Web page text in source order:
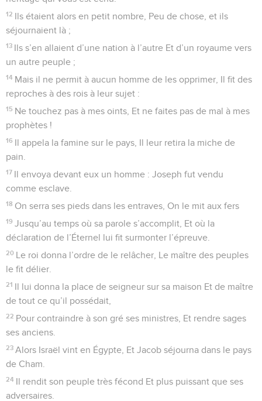
12 Ils étaient alors en petit nombre, Peu de chose, et ils
séjournaient là ;
13 Ils s’en allaient d’une nation à l’autre Et d’un royaume vers
un autre peuple ;
14 Mais il ne permit à aucun homme de les opprimer, Il fit des
reproches à des rois à leur sujet :
15 Ne touchez pas à mes oints, Et ne faites pas de mal à mes
prophètes !
16 Il appela la famine sur le pays, Il leur retira la miche de
pain.
17 Il envoya devant eux un homme : Joseph fut vendu
comme esclave.
18 On serra ses pieds dans les entraves, On le mit aux fers
19 Jusqu’au temps où sa parole s’accomplit, Et où la
déclaration de l’Éternel lui fit surmonter l’épreuve.
20 Le roi donna l’ordre de le relâcher, Le maître des peuples
le fit délier.
21 Il lui donna la place de seigneur sur sa maison Et de maître
de tout ce qu’il possédait,
22 Pour contraindre à son gré ses ministres, Et rendre sages
ses anciens.
23 Alors Israël vint en Égypte, Et Jacob séjourna dans le pays
de Cham.
24 Il rendit son peuple très fécond Et plus puissant que ses
adversaires.